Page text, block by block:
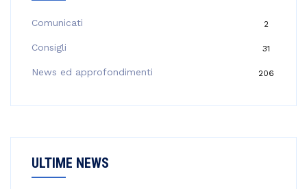
Comunicati 2
Consigli 31
News ed approfondimenti 206
ULTIME NEWS